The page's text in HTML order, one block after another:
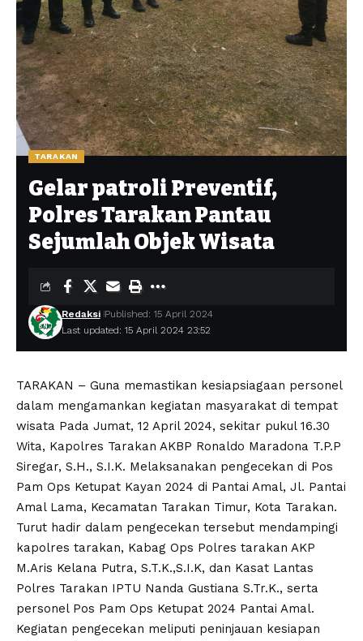
TARAKAN
Gelar patroli Preventif,
Polres Tarakan Pantau
Sejumlah Objek Wisata
Last updated: 15 April 2024 23:52
Redaksi Published: 15 April 2024
TARAKAN – Guna memastikan kesiapsiagaan personel
dalam mengamankan kegiatan masyarakat di tempat
wisata Pada Jumat, 12 April 2024, sekitar pukul 16.30
Wita, Kapolres Tarakan AKBP Ronaldo Maradona T.P.P
Siregar, S.H., S.I.K. Melaksanakan pengecekan di Pos
Pam Ops Ketupat Kayan 2024 di Pantai Amal, Jl. Pantai
Amal Lama, Kecamatan Tarakan Timur, Kota Tarakan.
Turut hadir dalam pengecekan tersebut mendampingi
kapolres tarakan, Kabag Ops Polres tarakan AKP
M.Aris Kelana Putra, S.T.K.,S.I.K, dan Kasat Lantas
Polres Tarakan IPTU Nanda Gustiana S.Tr.K., serta
personel Pos Pam Ops Ketupat 2024 Pantai Amal.
Kegiatan pengecekan meliputi peninjauan kesiapan